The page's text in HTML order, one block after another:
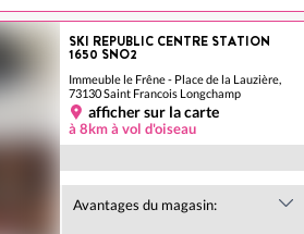
SKI REPUBLIC CENTRE STATION
1650 SNO2
Immeuble le Frêne - Place de la Lauzière,
73130 Saint Francois Longchamp
afficher sur la carte
à 8km à vol d'oiseau
Avantages du magasin: